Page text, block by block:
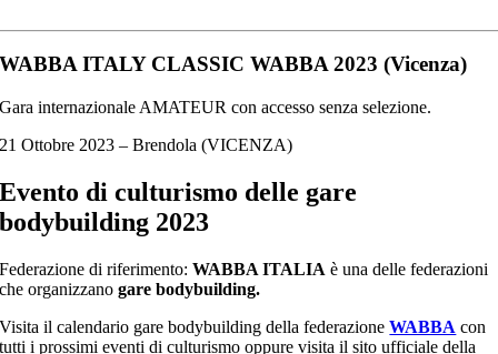
WABBA ITALY CLASSIC WABBA 2023 (Vicenza)
Gara internazionale AMATEUR con accesso senza selezione.
21 Ottobre 2023 – Brendola (VICENZA)
Evento di culturismo delle gare
bodybuilding 2023
Federazione di riferimento:WABBA ITALIA è una delle federazioni
che organizzanogare bodybuilding.
Visita il calendario gare bodybuilding della federazioneWABBA con
tutti i prossimi eventi di culturismo oppure visita il sito ufficiale della